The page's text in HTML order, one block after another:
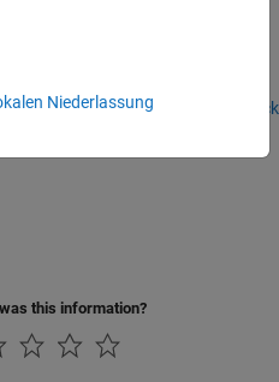
1 of 7 inCreate a Digital Write Block
this information?
Niederlassung